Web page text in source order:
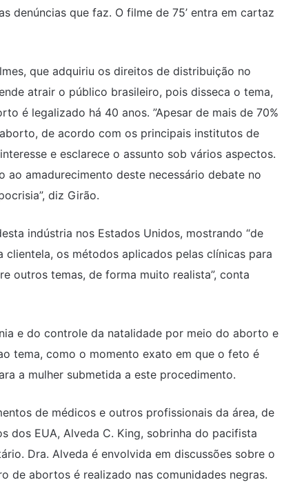
denúncias que faz. O filme de 75’ entra em cartaz
que adquiriu os direitos de distribuição no
atrair o público brasileiro, pois disseca o tema,
é legalizado há 40 anos. ”Apesar de mais de 70%
de acordo com os principais institutos de
e esclarece o assunto sob vários aspectos.
ao amadurecimento deste necessário debate no
diz Girão.
indústria nos Estados Unidos, mostrando “de
os métodos aplicados pelas clínicas para
outros temas, de forma muito realista”, conta
e do controle da natalidade por meio do aborto e
tema, como o momento exato em que o feto é
a mulher submetida a este procedimento.
de médicos e outros profissionais da área, de
dos EUA, Alveda C. King, sobrinha do pacifista
Dra. Alveda é envolvida em discussões sobre o
de abortos é realizado nas comunidades negras.